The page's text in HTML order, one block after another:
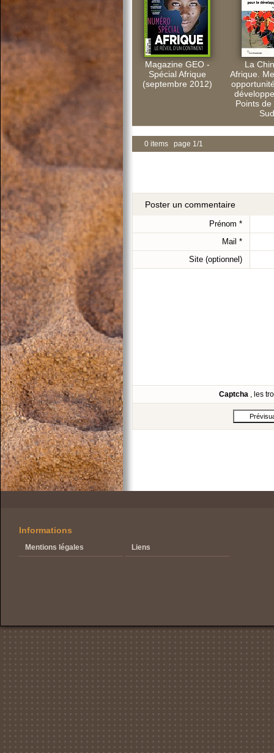
Magazine GEO -
Spécial Afrique
(septembre 2012)
La
Afrique.
Points
0 items page 1/1
Poster un commentaire
Prénom *
Mail *
Site (optionnel)
Captcha , les
Informations
Mentions légales Liens